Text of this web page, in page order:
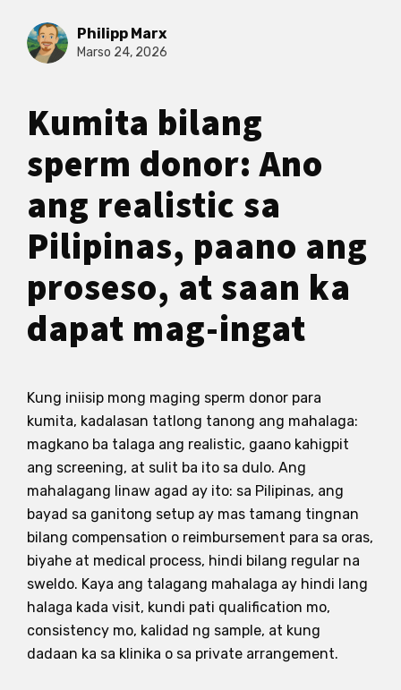
Philipp Marx
Marso 24, 2026
Kumita bilang
sperm donor: Ano
ang realistic sa
Pilipinas, paano ang
proseso, at saan ka
dapat mag-ingat
Kung iniisip mong maging sperm donor para
kumita, kadalasan tatlong tanong ang mahalaga:
magkano ba talaga ang realistic, gaano kahigpit
ang screening, at sulit ba ito sa dulo. Ang
mahalagang linaw agad ay ito: sa Pilipinas, ang
bayad sa ganitong setup ay mas tamang tingnan
bilang compensation o reimbursement para sa oras,
biyahe at medical process, hindi bilang regular na
sweldo. Kaya ang talagang mahalaga ay hindi lang
halaga kada visit, kundi pati qualification mo,
consistency mo, kalidad ng sample, at kung
dadaan ka sa klinika o sa private arrangement.